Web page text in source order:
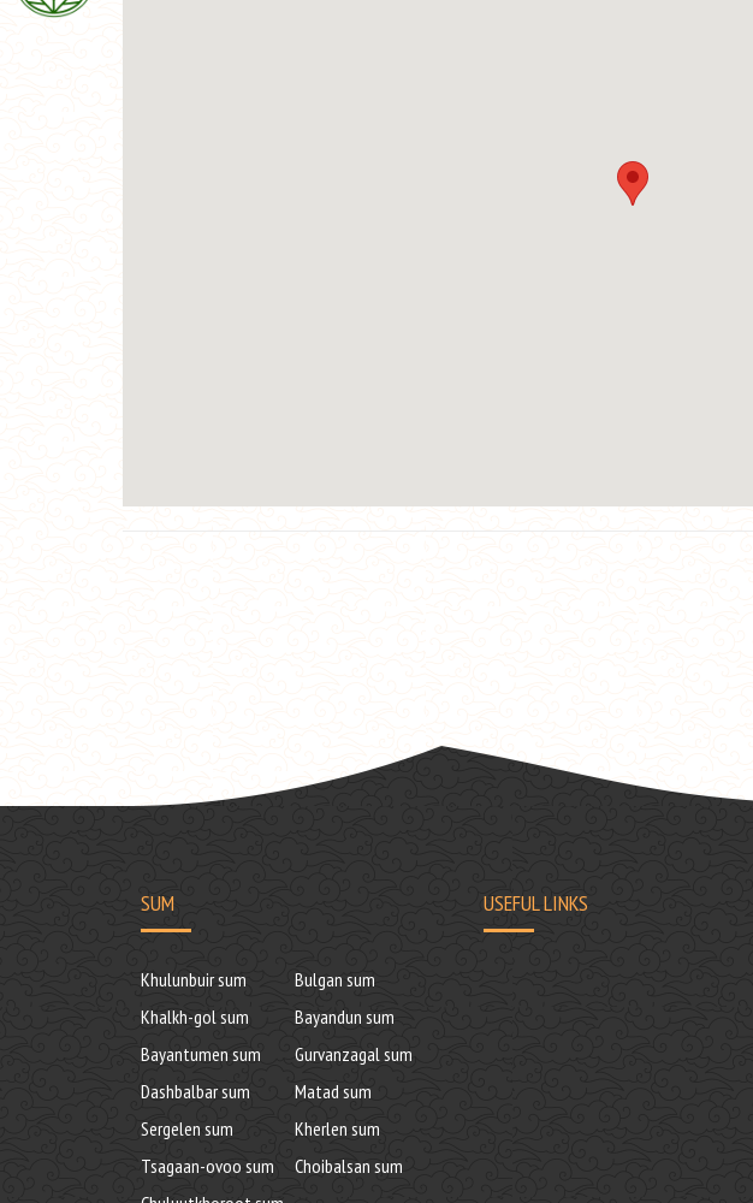
SUM
Khulunbuir sum
Bulgan sum
Khalkh-gol sum
Bayandun sum
Bayantumen sum
Gurvanzagal sum
Dashbalbar sum
Matad sum
Sergelen sum
Kherlen sum
Tsagaan-ovoo sum
Choibalsan sum
USEFUL LINKS